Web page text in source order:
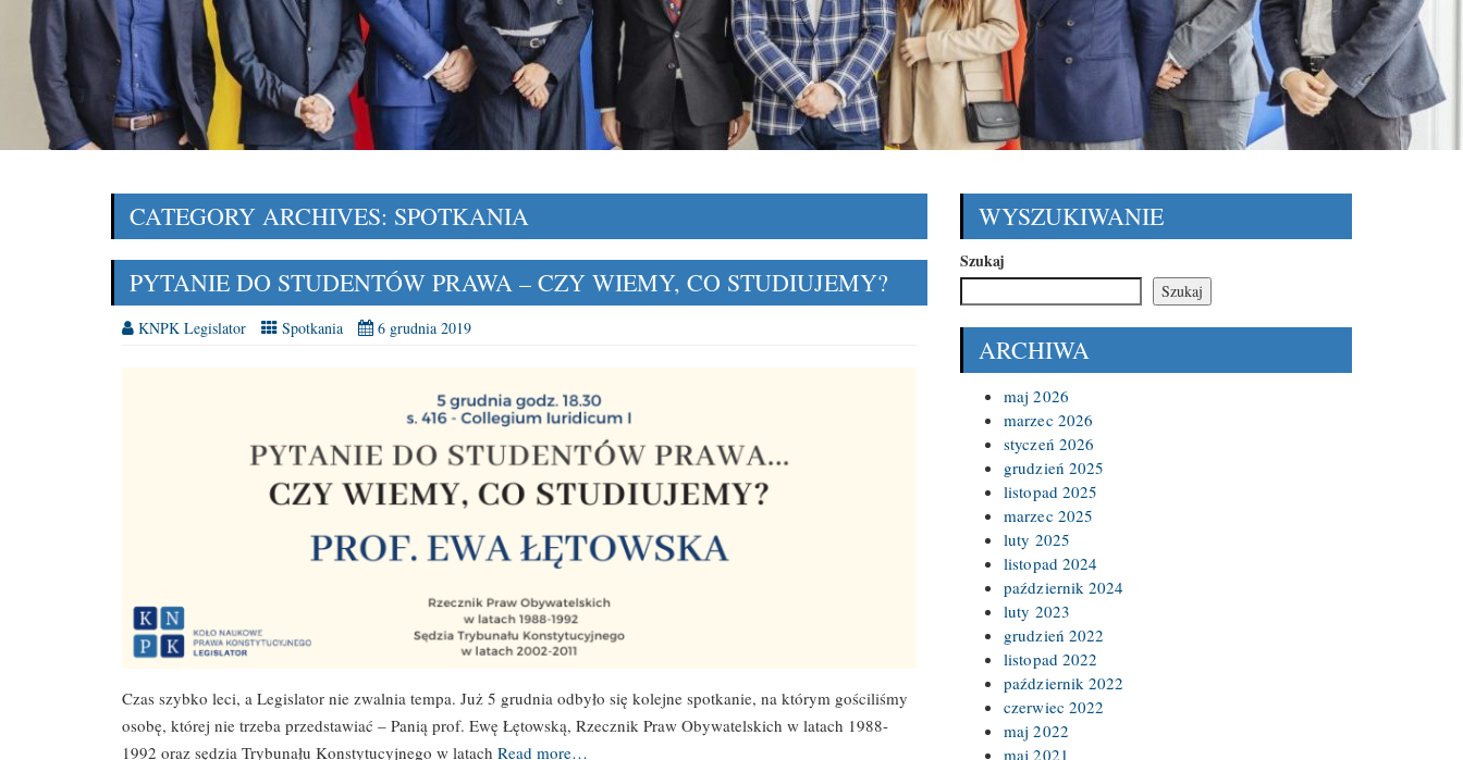
CATEGORY ARCHIVES: SPOTKANIA
PYTANIE DO STUDENTÓW PRAWA – CZY WIEMY, CO STUDIUJEMY?
KNPK Legislator Spotkania 6 grudnia 2019
Czas szybko leci, a Legislator nie zwalnia tempa. Już 5 grudnia odbyło się kolejne spotkanie, na którym gościliśmy
osobę, której nie trzeba przedstawiać – Panią prof. Ewę Łętowską, Rzecznik Praw Obywatelskich w latach 1988-
1992 oraz sędzia Trybunału Konstytucyjnego w latach Read more…
WYSZUKIWANIE
Szukaj
Szukaj
ARCHIWA
maj 2026
marzec 2026
styczeń 2026
grudzień 2025
listopad 2025
marzec 2025
luty 2025
listopad 2024
październik 2024
luty 2023
grudzień 2022
listopad 2022
październik 2022
czerwiec 2022
maj 2022
maj 2021